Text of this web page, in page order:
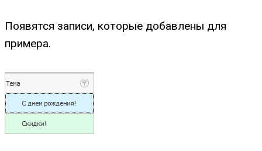
Появятся записи, которые добавлены для
примера.